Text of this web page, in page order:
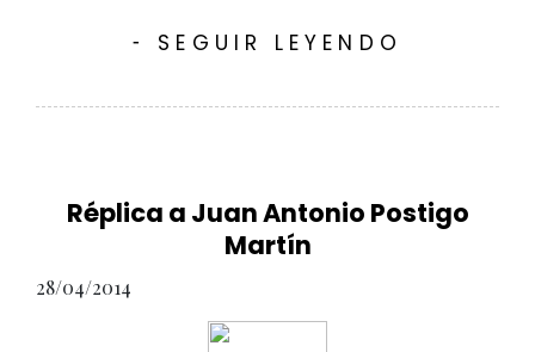
- SEGUIR LEYENDO
Réplica a Juan Antonio Postigo
Martín
28/04/2014